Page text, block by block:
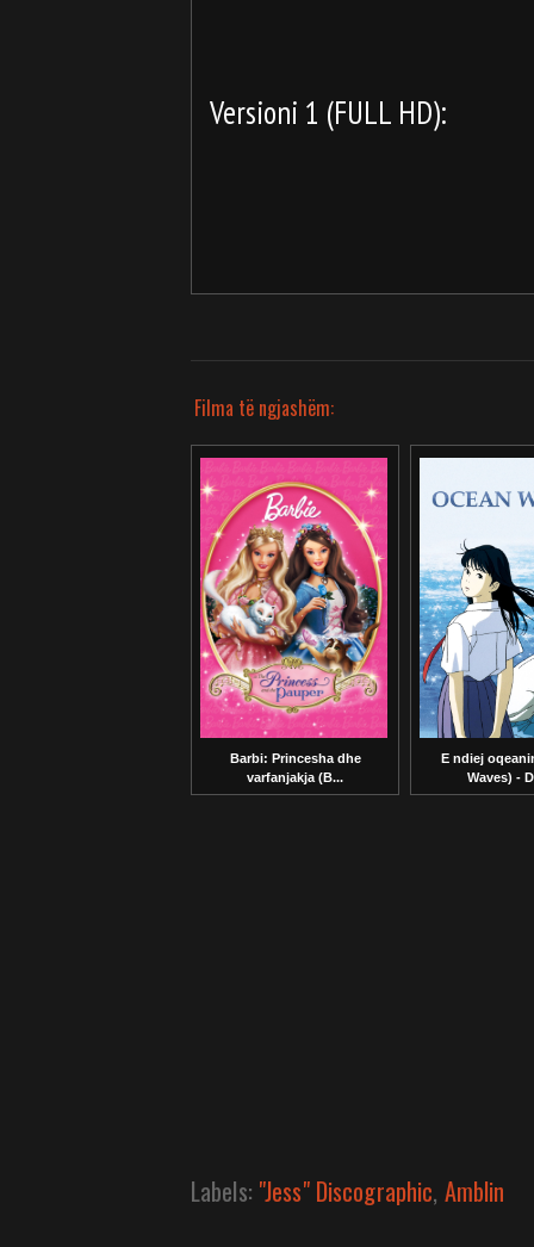
Versioni 1 (FULL HD):
Filma të ngjashëm:
Barbi: Princesha dhe
varfanjakja (B...
E ndiej
Waves) -
Labels: "Jess" Discographic, Amblin